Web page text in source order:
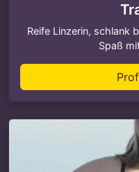
Reife Linzerin, schlank
Spaß